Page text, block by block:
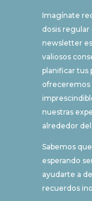
Imagínate
dosis regular
newsletter
valiosos
planificar tus
ofreceremos
nuestras
alrededor
Sabemos
esperando
ayudarte a
recuerdos